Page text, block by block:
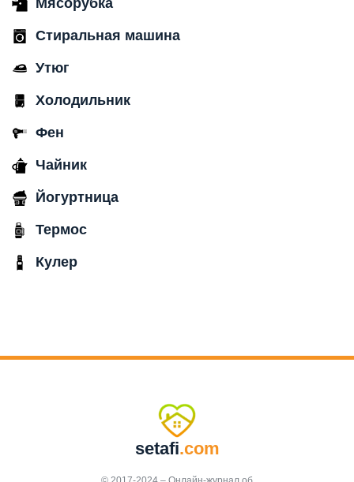
Стиральная машина
Утюг
Холодильник
Фен
Чайник
Йогуртница
Термос
Кулер
setafi.com